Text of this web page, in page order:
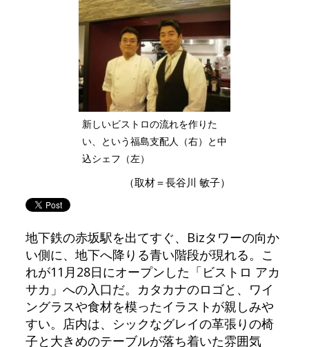
新しいビストロの流れを作りた
い、という福島支配人（右）と中
込シェフ（左）
（取材＝長谷川 敏子）
地下鉄の赤坂駅を出てすぐ、Bizタワーの向か
い側に、地下へ降りる青い階段が現れる。こ
れが11月28日にオープンした「ビストロ アカ
サカ」への入口だ。カタカナのロゴと、ワイ
ングラスや食材を模ったイラストが親しみや
すい。店内は、シックなグレイの革張りの椅
子と大きめのテーブルが落ち着いた雰囲気